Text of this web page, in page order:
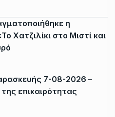
η
Χατζιλίκι στο Μιστί και
7-08-2026 –
επικαιρότητας